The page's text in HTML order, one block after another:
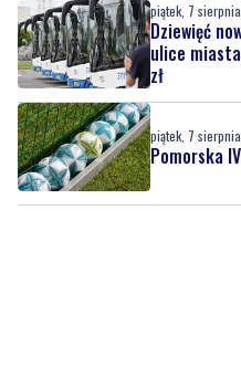
piątek, 7
Dziewięć
ulice
zł
piątek, 7
Pomorska